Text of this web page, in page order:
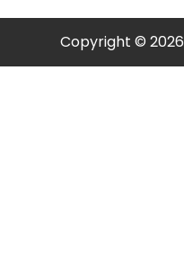
Copyright © 2026